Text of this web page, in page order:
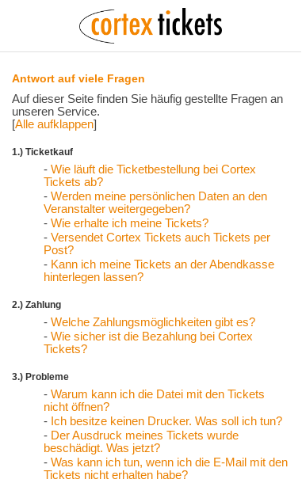
Antwort auf viele Fragen
Auf dieser Seite finden Sie häufig gestellte Fragen an
unseren Service.
[Alle aufklappen]
1.) Ticketkauf
- Wie läuft die Ticketbestellung bei Cortex
Tickets ab?
- Werden meine persönlichen Daten an den
Veranstalter weitergegeben?
- Wie erhalte ich meine Tickets?
- Versendet Cortex Tickets auch Tickets per
Post?
- Kann ich meine Tickets an der Abendkasse
hinterlegen lassen?
2.) Zahlung
- Welche Zahlungsmöglichkeiten gibt es?
- Wie sicher ist die Bezahlung bei Cortex
Tickets?
3.) Probleme
- Warum kann ich die Datei mit den Tickets
nicht öffnen?
- Ich besitze keinen Drucker. Was soll ich tun?
- Der Ausdruck meines Tickets wurde
beschädigt. Was jetzt?
- Was kann ich tun, wenn ich die E-Mail mit den
Tickets nicht erhalten habe?